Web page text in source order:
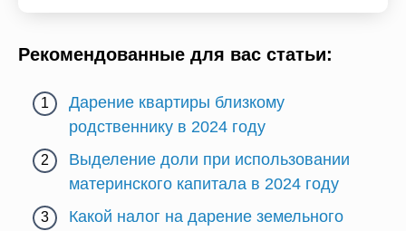
Рекомендованные для вас статьи:
Дарение квартиры близкому
родственнику в 2024 году
Выделение доли при использовании
материнского капитала в 2024 году
Какой налог на дарение земельного